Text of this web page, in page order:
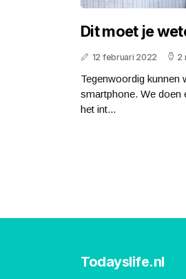
Dit moet je
12 februari 2022 2
Tegenwoordig kunnen
smartphone. We doen
het int...
Todayslife.nl